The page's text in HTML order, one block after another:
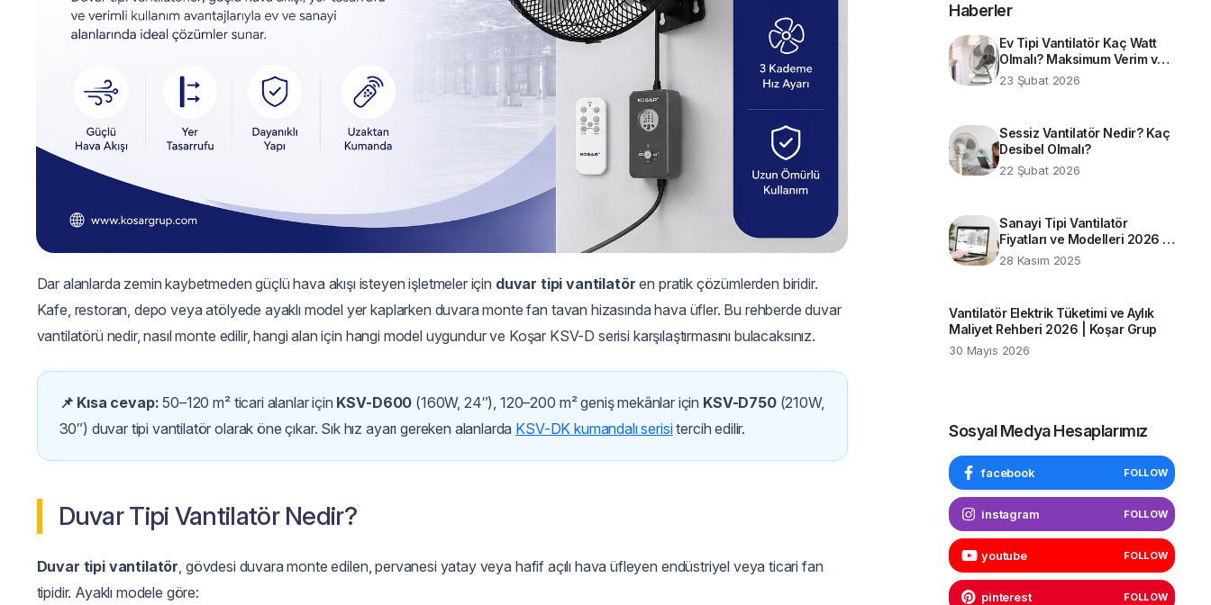
Dar alanlarda zemin kaybetmeden güçlü hava akışı isteyen işletmeler için duvar tipi vantilatör en pratik çözümlerden biridir.
Kafe, restoran, depo veya atölyede ayaklı model yer kaplarken duvara monte fan tavan hizasında hava üfler. Bu rehberde duvar
vantilatörü nedir, nasıl monte edilir, hangi alan için hangi model uygundur ve Koşar KSV-D serisi karşılaştırmasını bulacaksınız.
📌 Kısa cevap: 50–120 m² ticari alanlar için KSV-D600 (160W, 24″), 120–200 m² geniş mekânlar için KSV-D750(210W,
30″) duvar tipi vantilatör olarak öne çıkar. Sık hız ayarı gereken alanlarda KSV-DK kumandalı serisitercih edilir.
Duvar Tipi Vantilatör Nedir?
Duvar tipi vantilatör , gövdesi duvara monte edilen, pervanesi yatay veya hafif açılı hava üfleyen endüstriyel veya ticari fan
tipidir. Ayaklı modele göre:
Haberler
Ev Tipi Vantilatör Kaç Watt
Olmalı? Maksimum Verim ve
Enerji Tasarrufu İçin Teknik
Rehber
23 Şubat 2026
Sessiz Vantilatör Nedir? Kaç
Desibel Olmalı?
22 Şubat 2026
Sanayi Tipi Vantilatör
Fiyatları ve Modelleri 2026 |
Koşar Grup Rehberi
28 Kasım 2025
Vantilatör Elektrik Tüketimi ve Aylık
Maliyet Rehberi 2026 | Koşar Grup
30 Mayıs 2026
Sosyal Medya Hesaplarımız
facebook FOLLOW
instagram FOLLOW
youtube FOLLOW
pinterest FOLLOW